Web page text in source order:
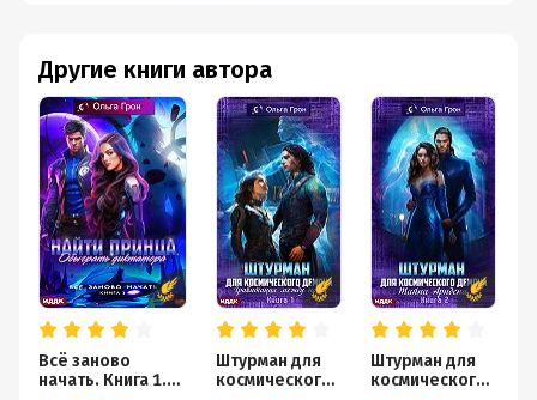
Другие книги автора
Всё заново
начать. Книга 1.
Штурман для
космического
Штурман для
космического